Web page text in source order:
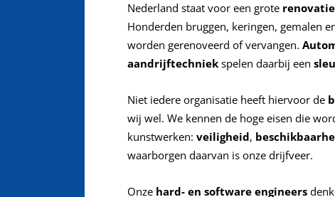
Nederland staat voor een grote
Honderden bruggen, keringen, gemalen
worden gerenoveerd of vervangen.
aandrijftechniek spelen daarbij een
Niet iedere organisatie heeft hiervoor de
wij wel. We kennen de hoge eisen die
kunstwerken: veiligheid,
waarborgen daarvan is onze drijfveer.
Onze hard- en software engineers